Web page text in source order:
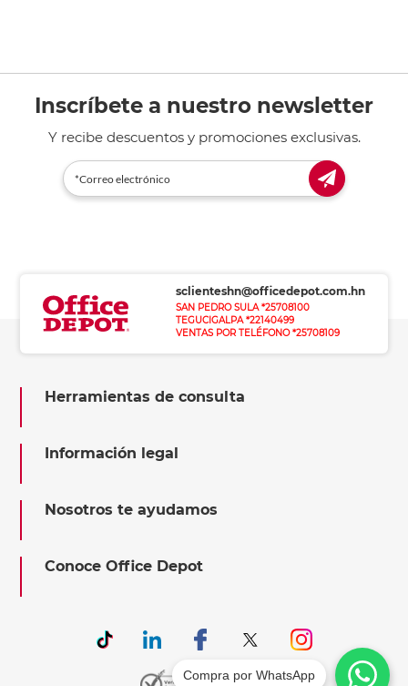
Inscríbete a nuestro newsletter
Y recibe descuentos y promociones exclusivas.
sclienteshn@officedepot.com.hn
SAN PEDRO SULA *25708100
TEGUCIGALPA *22140499
VENTAS POR TELÉFONO *25708109
Herramientas de consulta
Información legal
Nosotros te ayudamos
Conoce Office Depot
Compra por WhatsApp